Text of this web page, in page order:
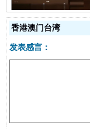
香港澳门台湾
发表感言：